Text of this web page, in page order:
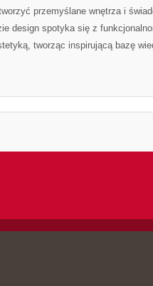
przemyślane wnętrza i
design spotyka się z
tworząc inspirującą bazę